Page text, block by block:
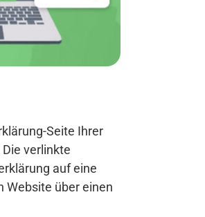
Seite Ihrer
verlinkte
auf eine
Website über einen